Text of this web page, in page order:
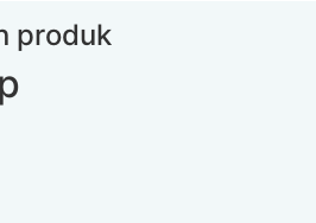
produk